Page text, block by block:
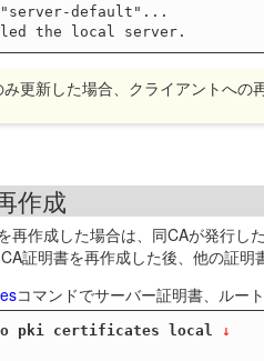
"server-default"...
更新した場合、クライアントへの
作成
再作成した場合は、同CAが発行し
証明書を再作成した後、他の証明
コマンドでサーバー証明書、ルー
pki certificates local ↓